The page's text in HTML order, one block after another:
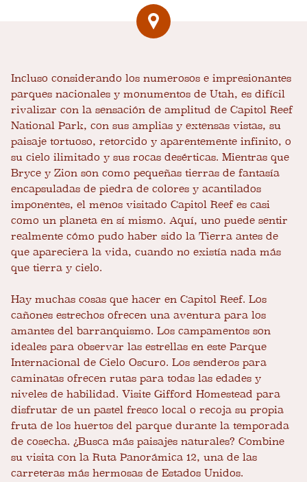
Incluso considerando los numerosos e impresionantes
parques nacionales y monumentos de Utah, es difícil
rivalizar con la sensación de amplitud de Capitol Reef
National Park, con sus amplias y extensas vistas, su
paisaje tortuoso, retorcido y aparentemente infinito, o
su cielo ilimitado y sus rocas desérticas. Mientras que
Bryce y Zion son como pequeñas tierras de fantasía
encapsuladas de piedra de colores y acantilados
imponentes, el menos visitado Capitol Reef es casi
como un planeta en sí mismo. Aquí, uno puede sentir
realmente cómo pudo haber sido la Tierra antes de
que apareciera la vida, cuando no existía nada más
que tierra y cielo.
Hay muchas cosas que hacer en Capitol Reef. Los
cañones estrechos ofrecen una aventura para los
amantes del barranquismo. Los campamentos son
ideales para observar las estrellas en este Parque
Internacional de Cielo Oscuro. Los senderos para
caminatas ofrecen rutas para todas las edades y
niveles de habilidad. Visite Gifford Homestead para
disfrutar de un pastel fresco local o recoja su propia
fruta de los huertos del parque durante la temporada
de cosecha. ¿Busca más paisajes naturales? Combine
su visita con la Ruta Panorámica 12, una de las
carreteras más hermosas de Estados Unidos.